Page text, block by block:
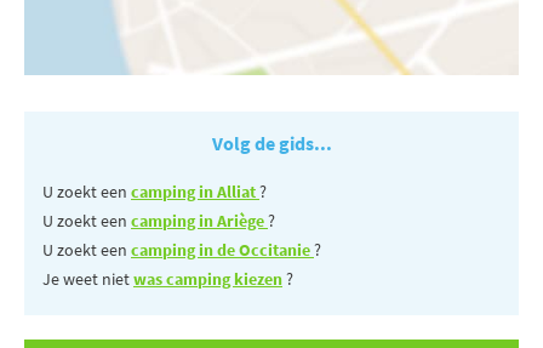
Volg de gids...
U zoekt een camping in Alliat?
U zoekt een camping in Ariège?
U zoekt een camping in de Occitanie?
Je weet nietwas camping kiezen?